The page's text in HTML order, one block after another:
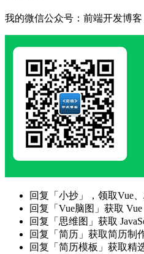
我的微信公众号：前端开发博
回复「小抄」，领取Vue、
回复「Vue脑图」获取
回复「思维图」获取
回复「简历」获取简历制
回复「简历模板」获取精